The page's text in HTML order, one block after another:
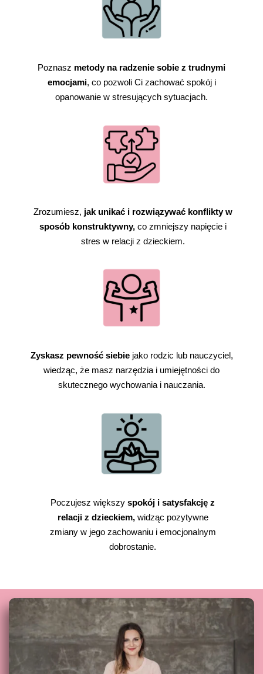
Poznasz metody na radzenie sobie z trudnymi
emocjami, co pozwoli Ci zachować spokój i
opanowanie w stresujących sytuacjach.
Zrozumiesz, jak unikać i rozwiązywać konflikty w
sposób konstruktywny, co zmniejszy napięcie i
stres w relacji z dzieckiem.
Zyskasz pewność siebiejako rodzic lub nauczyciel,
wiedząc, że masz narzędzia i umiejętności do
skutecznego wychowania i nauczania.
Poczujesz większyspokój i satysfakcję z
relacji z dzieckiem,widząc pozytywne
zmiany w jego zachowaniu i emocjonalnym
dobrostanie.